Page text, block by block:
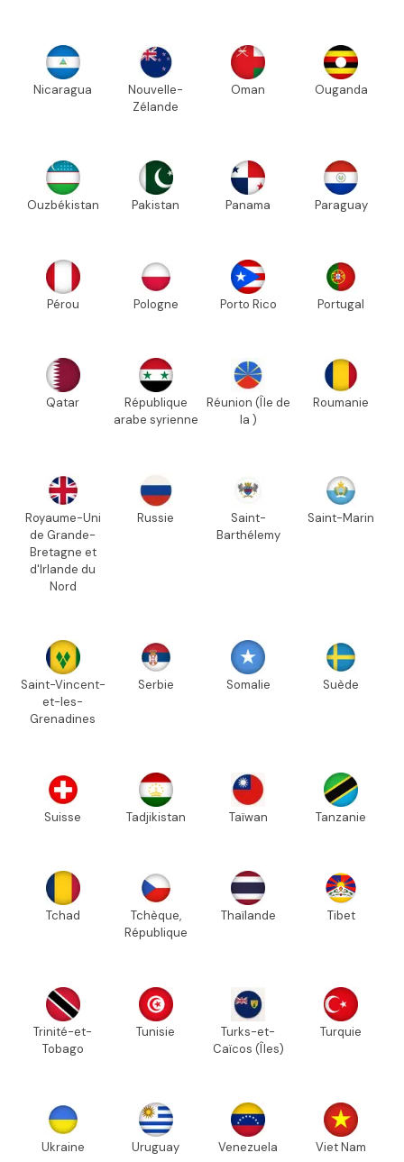
Nicaragua
Nouvelle-
Zélande
Oman Ouganda
Ouzbékistan Pakistan Panama Paraguay
Pérou Pologne Porto Rico Portugal
Qatar
République
arabe syrienne
Réunion (Île de
la )
Roumanie
Royaume-Uni
de Grande-
Bretagne et
d'Irlande du
Nord
Russie
Saint-
Barthélemy
Saint-Marin
Saint-Vincent-
et-les-
Grenadines
Serbie Somalie Suède
Suisse Tadjikistan Taïwan Tanzanie
Tchad
Tchèque,
République
Thaïlande Tibet
Trinité-et-
Tobago
Tunisie
Turks-et-
Caïcos (Îles)
Turquie
Ukraine Uruguay Venezuela Viet Nam